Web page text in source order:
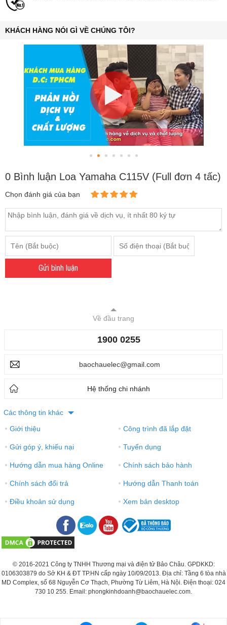
KHÁCH HÀNG NÓI GÌ VỀ CHÚNG TÔI?
0 Bình luận Loa Yamaha C115V (Full đơn 4 tấc)
Chọn đánh giá của bạn
Gửi bình luận
Về đầu trang
1900 0255
baochauelec@gmail.com
Hệ thống chi nhánh
Các thông tin khác
● Giới thiệu ● Công trình đã lắp đặt
● Gửi góp ý, khiếu nại ● Tuyển dụng
● Hướng dẫn mua hàng Online ● Chính sách bảo hành
● Chính sách đổi trả ● Hướng dẫn Thanh toán
● Điều khoản sử dụng ● Xem bản desktop
© 2016-2021 Công ty TNHH Thương mại và điện tử Bảo Châu. GPDKKD:
0106303879 do Sở KH & ĐT TP.HN cấp ngày 10/09/2013. Địa chỉ: Tầng 6 tòa nhà
MD Complex, số 68 Nguyễn Cơ Thạch, Phường Từ Liêm, Hà Nội. Điện thoại: 024
730 10 255. Email: phongkinhdoanh@baochauelec.com.